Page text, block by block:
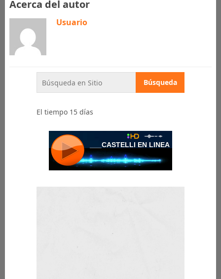
Acerca del autor
Usuario
El tiempo 15 días